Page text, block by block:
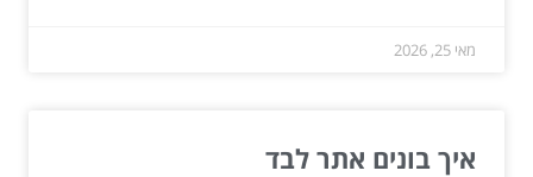
מאי 25, 2026
איך בונים אתר לבד